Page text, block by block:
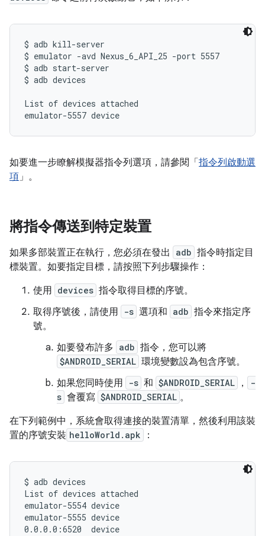
$ adb kill-server
$ emulator -avd Nexus_6_API_25 -port 5557
$ adb start-server
$ adb devices
List of devices attached
如要進一步瞭解模擬器指令列選項，請參閱「 指令列啟動選
項」。
將指令傳送到特定裝置
如果多部裝置正在執行，您必須在發出 adb 指令時指定目
標裝置。如要指定目標，請按照下列步驟操作：
使用 devices 指令取得目標的序號。
取得序號後，請使用
-s 選項和 adb 指令來指定序
號。
如要發布許多 adb 指令，您可以將
$ANDROID_SERIAL 環境變數設為包含序號。
如果您同時使用
-s 和 $ANDROID_SERIAL ，
-
s 會覆寫 $ANDROID_SERIAL 。
在下列範例中，系統會取得連接的裝置清單，然後利用該裝
置的序號安裝 helloWorld.apk ：
$ adb devices
List of devices attached
emulator-5554 device
emulator-5555 device
0.0.0.0:6520  device